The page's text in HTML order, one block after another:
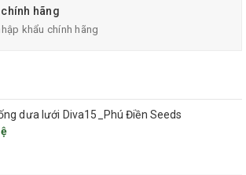
hãng
khẩu chính hãng
dưa lưới Diva15_Phú Điền Seeds